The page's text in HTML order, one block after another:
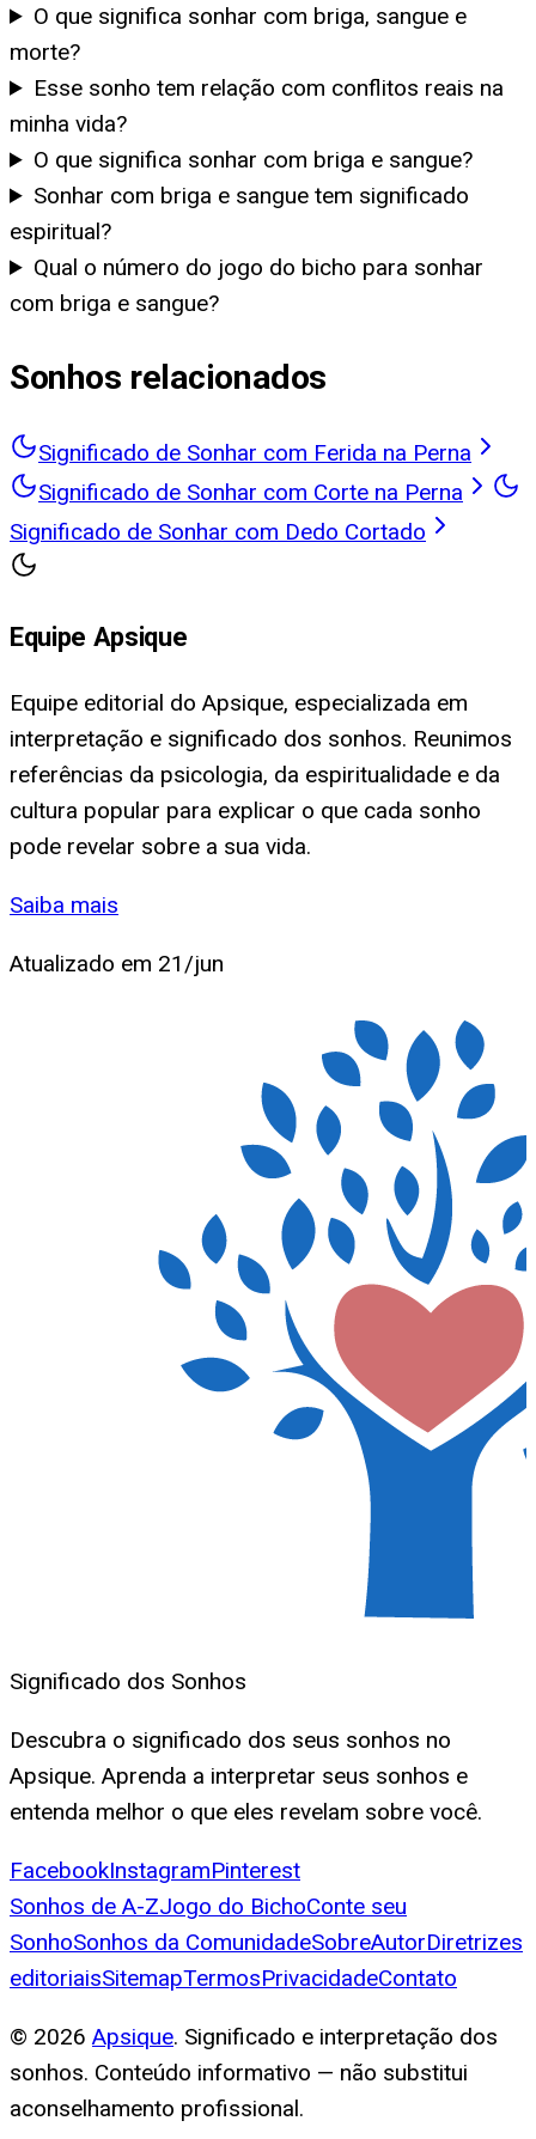
O que significa sonhar com briga, sangue e
morte?
Esse sonho tem relação com conflitos reais na
minha vida?
O que significa sonhar com briga e sangue?
Sonhar com briga e sangue tem significado
espiritual?
Qual o número do jogo do bicho para sonhar
com briga e sangue?
Sonhos relacionados
Significado de Sonhar com Ferida na Perna
Significado de Sonhar com Corte na Perna
Significado de Sonhar com Dedo Cortado
Equipe Apsique
Equipe editorial do Apsique, especializada em
interpretação e significado dos sonhos. Reunimos
referências da psicologia, da espiritualidade e da
cultura popular para explicar o que cada sonho
pode revelar sobre a sua vida.
Saiba mais
Atualizado em 21/jun
Significado dos Sonhos
Descubra o significado dos seus sonhos no
Apsique. Aprenda a interpretar seus sonhos e
entenda melhor o que eles revelam sobre você.
FacebookInstagramPinterest
Sonhos de A-ZJogo do BichoConte seu
SonhoSonhos da ComunidadeSobreAutorDiretrizes
editoriaisSitemapTermosPrivacidadeContato
© 2026 Apsique. Significado e interpretação dos
sonhos. Conteúdo informativo — não substitui
aconselhamento profissional.